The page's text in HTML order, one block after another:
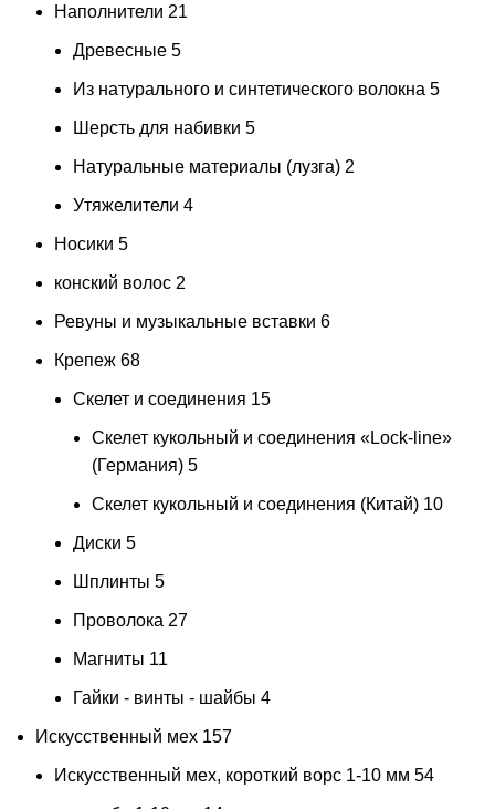
Наполнители 21
Древесные 5
Из натурального и синтетического волокна 5
Шерсть для набивки 5
Натуральные материалы (лузга) 2
Утяжелители 4
Носики 5
конский волос 2
Ревуны и музыкальные вставки 6
Крепеж 68
Скелет и соединения 15
Скелет кукольный и соединения «Lock-line»
(Германия) 5
Скелет кукольный и соединения (Китай) 10
Диски 5
Шплинты 5
Проволока 27
Магниты 11
Гайки - винты - шайбы 4
Искусственный мех 157
Искусственный мех, короткий ворс 1-10 мм 54